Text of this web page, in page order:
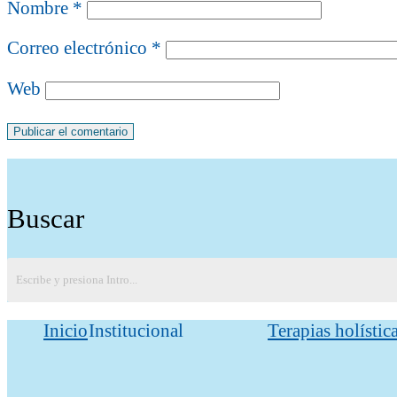
Nombre *
Correo electrónico *
Web
Buscar
InicioInstitucional Terapias